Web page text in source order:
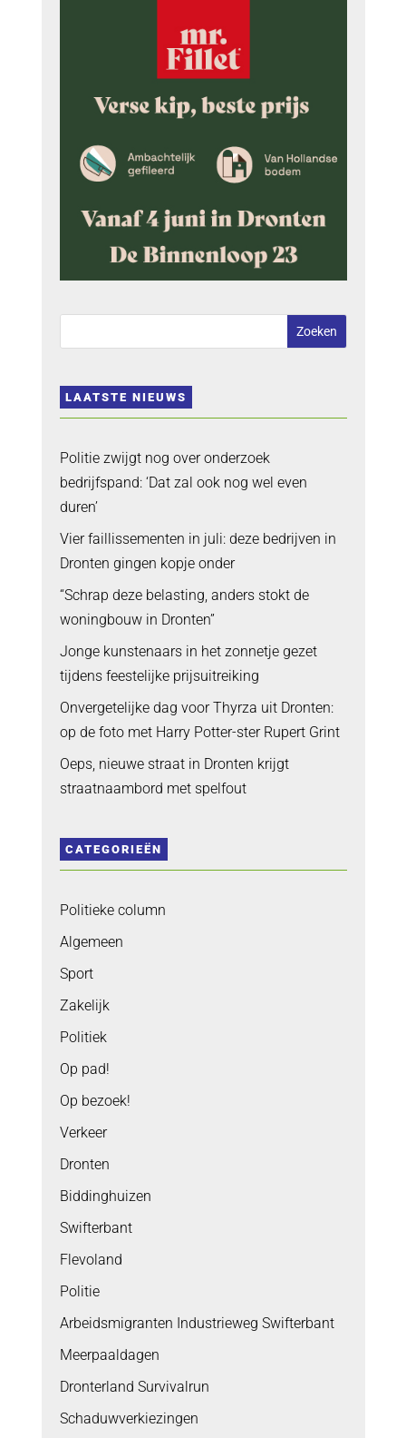
LAATSTE NIEUWS
Politie zwijgt nog over onderzoek
bedrijfspand: ‘Dat zal ook nog wel even
duren’
Vier faillissementen in juli: deze bedrijven in
Dronten gingen kopje onder
“Schrap deze belasting, anders stokt de
woningbouw in Dronten”
Jonge kunstenaars in het zonnetje gezet
tijdens feestelijke prijsuitreiking
Onvergetelijke dag voor Thyrza uit Dronten:
op de foto met Harry Potter-ster Rupert Grint
Oeps, nieuwe straat in Dronten krijgt
straatnaambord met spelfout
CATEGORIEËN
Politieke column
Algemeen
Sport
Zakelijk
Politiek
Op pad!
Op bezoek!
Verkeer
Dronten
Biddinghuizen
Swifterbant
Flevoland
Politie
Arbeidsmigranten Industrieweg Swifterbant
Meerpaaldagen
Dronterland Survivalrun
Schaduwverkiezingen